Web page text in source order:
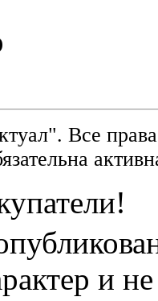
Все
и